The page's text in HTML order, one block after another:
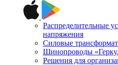
Распределительные
напряжения
Силовые
Шинопроводы
Решения для